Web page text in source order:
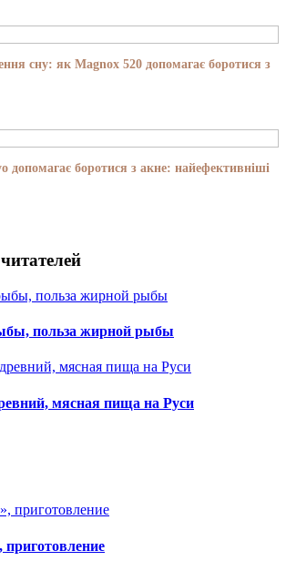
сну: як Magnox 520 допомагає боротися з
допомагає боротися з акне: найефективніші
польза жирной рыбы
мясная пища на Руси